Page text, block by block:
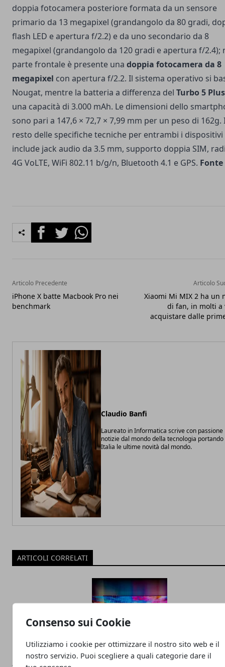
Consenso sui Cookie
Utilizziamo i cookie per ottimizzare il nostro sito web e il
nostro servizio. Puoi scegliere a quali categorie dare il
doppia fotocamera posteriore formata da un sensore
primario da 13 megapixel (grandangolo da 80 gradi,
flash LED e apertura f/2.2) e da uno secondario da 8
megapixel (grandangolo da 120 gradi e apertura f/2.4);
parte frontale è presente una doppia fotocamera da 8
megapixel con apertura f/2.2. Il sistema operativo si
Nougat, mentre la batteria a differenza del Turbo 5 Plus
una capacità di 3.000 mAh. Le dimensioni dello
sono pari a 147,6 × 72,7 × 7,99 mm per un peso di 162g.
resto delle specifiche tecniche per entrambi i dispositivi
include jack audio da 3.5 mm, supporto doppia SIM,
4G VoLTE, WiFi 802.11 b/g/n, Bluetooth 4.1 e GPS. Fonte
FacebookTwitterWhatsapp
Articolo Precedente
iPhone X batte Macbook Pro nei
benchmark
Articolo
Xiaomi Mi MIX 2 ha un
di fan, in molti a
acquistare dalle
Claudio Banfi
Laureato in Informatica scrive con passione
notizie dal mondo della tecnologia portando
Italia le ultime novità dal mondo.
ARTICOLI CORRELATI